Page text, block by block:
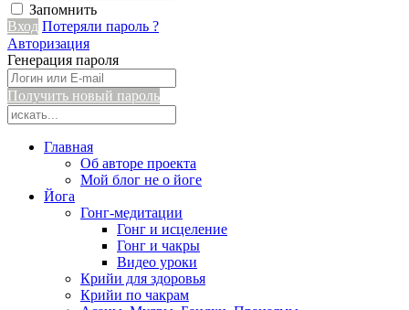
Запомнить
Вход Потеряли пароль ?
Авторизация
Генерация пароля
Получить новый пароль
Главная
Об авторе проекта
Мой блог не о йоге
Йога
Гонг-медитации
Гонг и исцеление
Гонг и чакры
Видео уроки
Крийи для здоровья
Крийи по чакрам